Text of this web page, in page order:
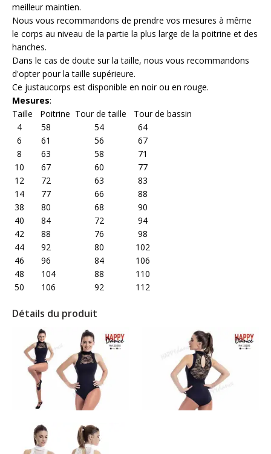
meilleur maintien.
Nous vous recommandons de prendre vos mesures à même
le corps au niveau de la partie la plus large de la poitrine et des
hanches.
Dans le cas de doute sur la taille, nous vous recommandons
d'opter pour la taille supérieure.
Ce justaucorps est disponible en noir ou en rouge.
Mesures:
Taille Poitrine Tour de taille Tour de bassin
4 58 54 64
6 61 56 67
8 63 58 71
10 67 60 77
12 72 63 83
14 77 66 88
38 80 68 90
40 84 72 94
42 88 76 98
44 92 80 102
46 96 84 106
48 104 88 110
50 106 92 112
Détails du produit